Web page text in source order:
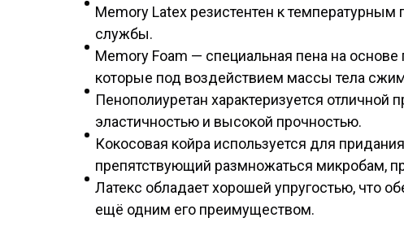
Memory Latex резистентен к
службы.
Memory Foam — специальная пена на
которые под воздействием массы тела
Пенополиуретан характеризуется отличной
эластичностью и высокой прочностью.
Кокосовая койра используется для
препятствующий размножаться микробам,
Латекс обладает хорошей упругостью, что
ещё одним его преимуществом.